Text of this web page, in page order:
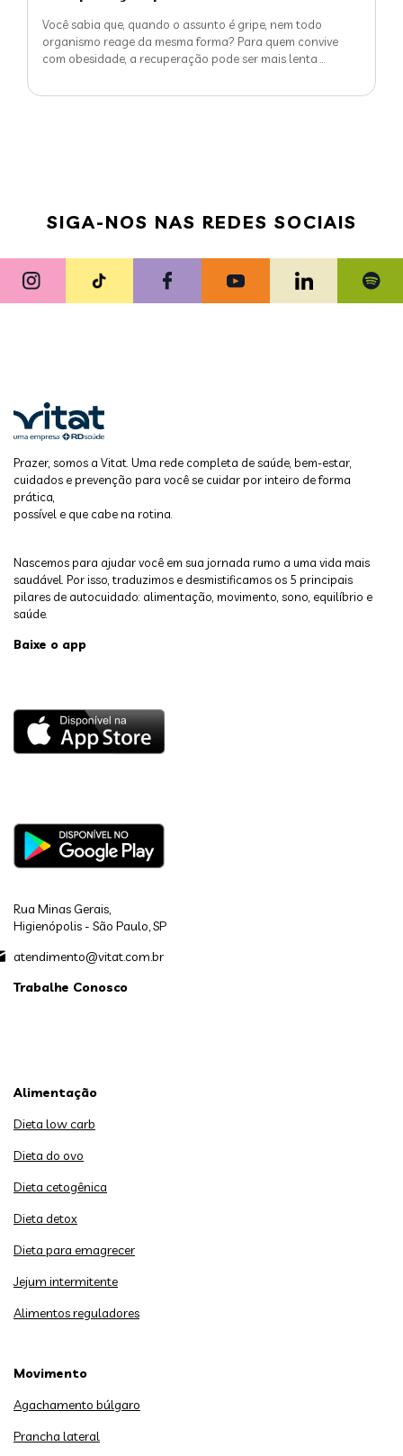
Você sabia que, quando o assunto é gripe, nem todo
organismo reage da mesma forma? Para quem convive
com obesidade, a recuperação pode ser mais lenta …
SIGA-NOS NAS REDES SOCIAIS
Prazer, somos a Vitat. Uma rede completa de saúde, bem-estar,
cuidados e prevenção para você se cuidar por inteiro de forma
prática,
possível e que cabe na rotina.
Nascemos para ajudar você em sua jornada rumo a uma vida mais
saudável. Por isso, traduzimos e desmistificamos os 5 principais
pilares de autocuidado: alimentação, movimento, sono, equilíbrio e
saúde.
Baixe o app
Rua Minas Gerais,
Higienópolis - São Paulo, SP
atendimento@vitat.com.br
Trabalhe Conosco
Alimentação
Dieta low carb
Dieta do ovo
Dieta cetogênica
Dieta detox
Dieta para emagrecer
Jejum intermitente
Alimentos reguladores
Movimento
Agachamento búlgaro
Prancha lateral